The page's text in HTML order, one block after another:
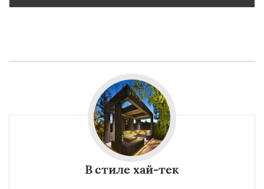
В стиле хай-тек